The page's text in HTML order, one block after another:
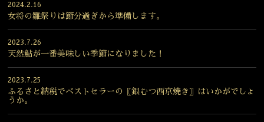
2024.2.16
女将の雛祭りは節分過ぎから準備します。
2023.7.26
天然鮎が一番美味しい季節になりました！
2023.7.25
ふるさと納税でベストセラーの〖銀むつ西京焼き〗はいかがでしょ
うか。